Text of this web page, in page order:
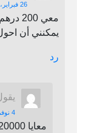
26 فبراير، 2020 الساعة 3:30 م
معي
يمكنني أن
رد
4 نوفمبر، 2021 الساعة 4:20 م